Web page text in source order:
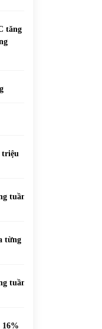
tăng
triệu
tuần
từng
tuần
16%